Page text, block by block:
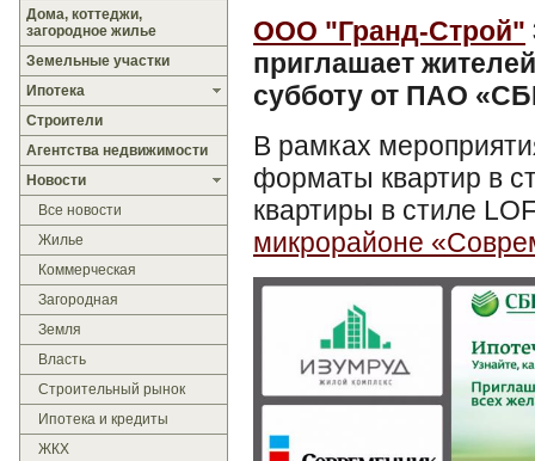
Дома, коттеджи,
загородное жилье
Земельные участки
Ипотека
Строители
Агентства недвижимости
Новости
Все новости
Жилье
Коммерческая
Загородная
Земля
Власть
Строительный рынок
Ипотека и кредиты
ЖКХ
ООО "Гранд-Строй"
приглашает
субботу от ПАО
В рамках
форматы квартир в
квартиры в стиле
микрорайоне